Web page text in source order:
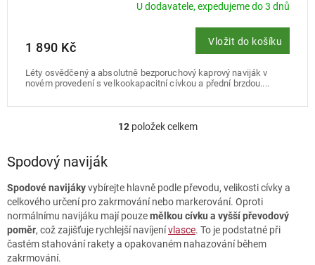
U dodavatele, expedujeme do 3 dnů
1 890 Kč Vložit do košíku
Léty osvědčený a absolutně bezporuchový kaprový naviják v
novém provedení s velkookapacitní cívkou a přední brzdou....
O
d
a
c
í
p
r
12položek celkem
Spodový naviják
Spodové navijákyvybírejte hlavně podle převodu, velikosti cívky a
celkového určení pro zakrmování nebo markerování. Oproti
normálnímu navijáku mají pouzemělkou cívku a vyšší převodový
poměr, což zajišťuje rychlejší navíjenívlasce. To je podstatné při
častém stahování rakety a opakovaném nahazování během
zakrmování.